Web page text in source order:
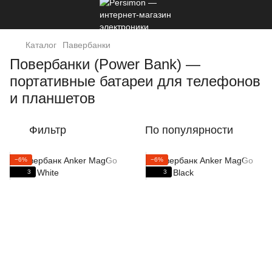
Каталог Павербанки
Повербанки (Power Bank) —
портативные батареи для телефонов
и планшетов
Фильтр По популярности
−6%
3
−6%
3